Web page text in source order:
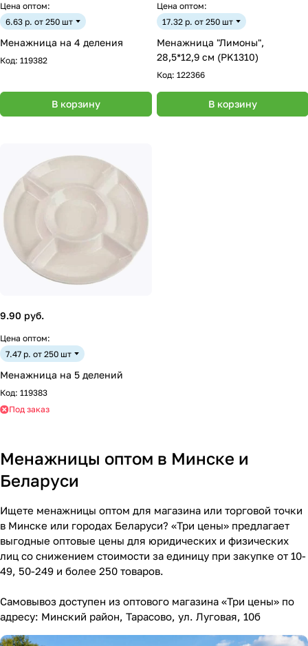
Цена оптом:
6.63 р. от 250 шт
Менажница на 4 деления
Код: 119382
В корзину
Цена оптом:
17.32 р. от 250 шт
Менажница "Лимоны",
28,5*12,9 см (PK1310)
Код: 122366
В корзину
9.90 руб.
Цена оптом:
7.47 р. от 250 шт
Менажница на 5 делений
Код: 119383
Под заказ
Менажницы оптом в Минске и
Беларуси
Ищете менажницы оптом для магазина или торговой точки
в Минске или городах Беларуси? «Три цены» предлагает
выгодные оптовые цены для юридических и физических
лиц со снижением стоимости за единицу при закупке от 10-
49, 50-249 и более 250 товаров.
Самовывоз доступен из оптового магазина «Три цены» по
адресу: Минский район, Тарасово, ул. Луговая, 10б